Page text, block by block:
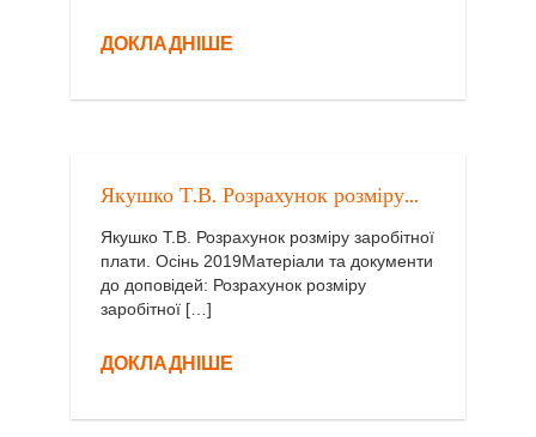
ДОКЛАДНІШЕ
Якушко Т.В. Розрахунок розміру...
Якушко Т.В. Розрахунок розміру заробітної
плати. Осінь 2019Матеріали та документи
до доповідей: Розрахунок розміру
заробітної […]
ДОКЛАДНІШЕ